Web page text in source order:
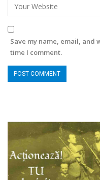
Save my name, email, and
time I comment.